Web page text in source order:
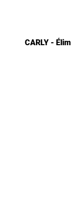
CARLY -